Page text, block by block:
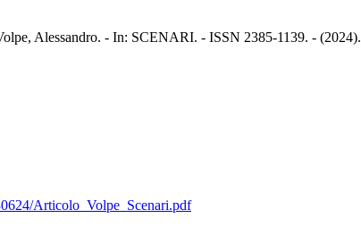
Alessandro. - In: SCENARI. - ISSN 2385-1139. - (2024).
Articolo_Volpe_Scenari.pdf